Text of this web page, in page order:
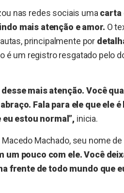
nas redes sociais uma carta
mais atenção e amor. O
principalmente por
é um registro resgatado pelo
desse mais atenção. Você
Fala para ele que ele
estou normal”, inicia.
Machado, seu nome
um pouco com ele. Você
frente de todo mundo que